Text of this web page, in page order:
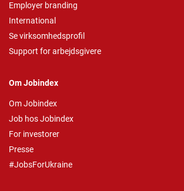
Employer branding
International
Se virksomhedsprofil
Support for arbejdsgivere
Om Jobindex
Om Jobindex
Job hos Jobindex
For investorer
Presse
#JobsForUkraine